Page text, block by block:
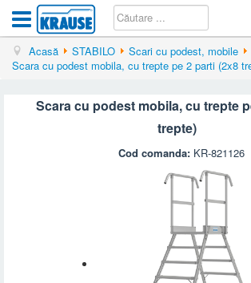
Acasă STABILO
Scari cu podest, mobile
Scara cu podest mobila, cu trepte pe 2 parti (2x8
Scara cu podest mobila, cu trepte
trepte)
Cod comanda: KR-821126